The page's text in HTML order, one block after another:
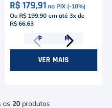
R$ 179,91 no PIX (-10%)
Ou R$ 199,90 em até 3x de
R$ 66,63
P M
VER MAIS
os 20 produtos